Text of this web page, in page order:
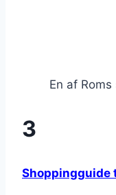
En af
3
Shoppingguide